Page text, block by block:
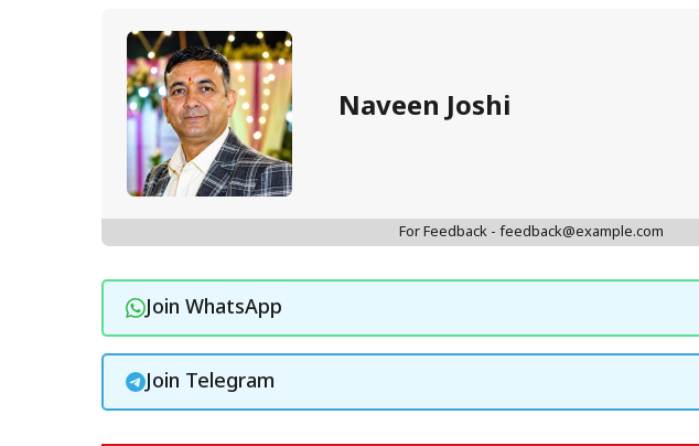
Naveen Joshi
For Feedback - feedback@example.com
Join WhatsApp
Join Telegram